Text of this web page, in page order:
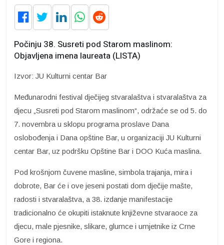
Počinju 38. Susreti pod Starom maslinom:
Objavljena imena laureata (LISTA)
Izvor: JU Kulturni centar Bar
Međunarodni festival dječijeg stvaralaštva i stvaralaštva za
djecu „Susreti pod Starom maslinom“, održaće se od 5. do
7. novembra u sklopu programa proslave Dana
oslobođenja i Dana opštine Bar, u organizaciji JU Kulturni
centar Bar, uz podršku Opštine Bar i DOO Kuća maslina.
Pod krošnjom čuvene masline, simbola trajanja, mira i
dobrote, Bar će i ove jeseni postati dom dječije mašte,
radosti i stvaralaštva, a 38. izdanje manifestacije
tradicionalno će okupiti istaknute književne stvaraoce za
djecu, male pjesnike, slikare, glumce i umjetnike iz Crne
Gore i regiona.